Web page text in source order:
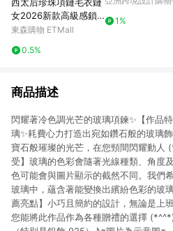
女2026新款高級感鎖
骨頸鏈輕奢小眾土星配
東森購物 ETMall
0.5%
1%
商品描述
閃耀著冷色調光芒的玻璃項鍊✨【作品
璃✨耗費心力打造出宛如鑽石般的玻璃
寶石般璀璨的光芒，在您頸間閃耀動人
受】玻璃的色彩會隨著光線種類、角度
色可能會與圖片顯示的截然不同。我們
玻璃中，蘊含著能變換出繽紛色彩的玻
薦亮點】小巧且簡約的設計，無論是上
您能將此作品作為各種贈禮的選擇